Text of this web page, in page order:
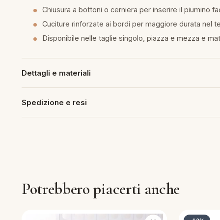
e Pigiami
Chiusura a bottoni o cerniera per inserire il piumino
Cuciture rinforzate ai bordi per maggiore durata nel
Disponibile nelle taglie singolo, piazza e mezza e
Dettagli e materiali
Spedizione e resi
Potrebbero piacerti anche